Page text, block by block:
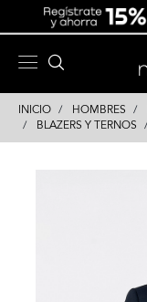
INICIO HOMBRES
BLAZERS Y TERNOS